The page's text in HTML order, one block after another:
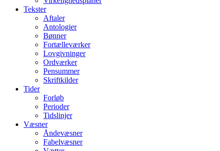
Tekster
Aftaler
Antologier
Bønner
Fortælleværker
Lovgivninger
Ordværker
Pensummer
Skriftkilder
Tider
Forløb
Perioder
Tidslinjer
Væsner
Åndevæsner
Fabelvæsner